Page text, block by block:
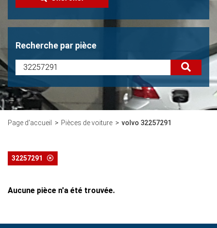
Recherche par pièce
Page d'accueil Pièces de voiture volvo 32257291
32257291
Aucune pièce n'a été trouvée.